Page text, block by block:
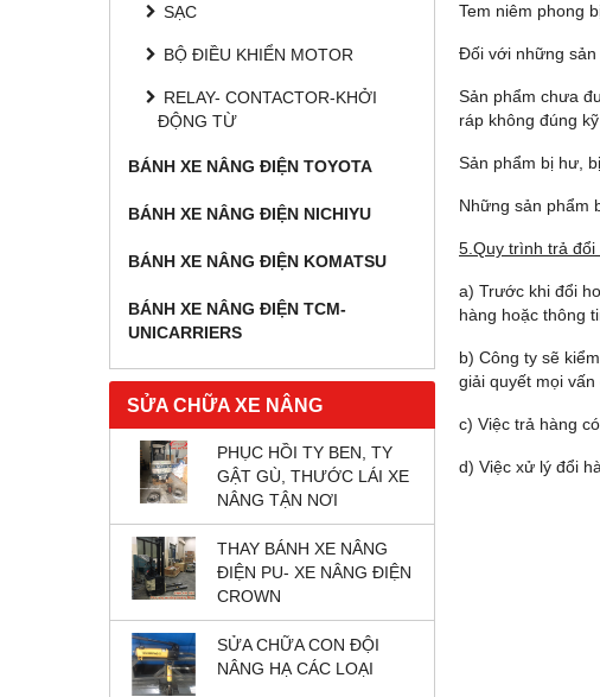
SẠC
BỘ ĐIỀU KHIỂN MOTOR
RELAY- CONTACTOR-KHỞI
ĐỘNG TỪ
BÁNH XE NÂNG ĐIỆN TOYOTA
BÁNH XE NÂNG ĐIỆN NICHIYU
BÁNH XE NÂNG ĐIỆN KOMATSU
BÁNH XE NÂNG ĐIỆN TCM-
UNICARRIERS
SỬA CHỮA XE NÂNG
PHỤC HỒI TY BEN, TY
GẬT GÙ, THƯỚC LÁI XE
NÂNG TẬN NƠI
THAY BÁNH XE NÂNG
ĐIỆN PU- XE NÂNG ĐIỆN
CROWN
SỬA CHỮA CON ĐỘI
NÂNG HẠ CÁC LOẠI
Tem niêm phong
Đối với những sản
Sản phẩm chưa
ráp không đúng
Sản phẩm bị hư,
Những sản phẩm
5.Quy trình trả đổi
a) Trước khi đổi
hàng hoặc thông
b) Công ty sẽ
giải quyết mọi vấn
c) Việc trả hàng
d) Việc xử lý đổi